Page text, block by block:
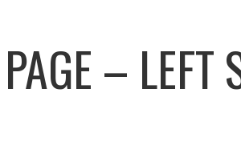
PAGE – LEFT